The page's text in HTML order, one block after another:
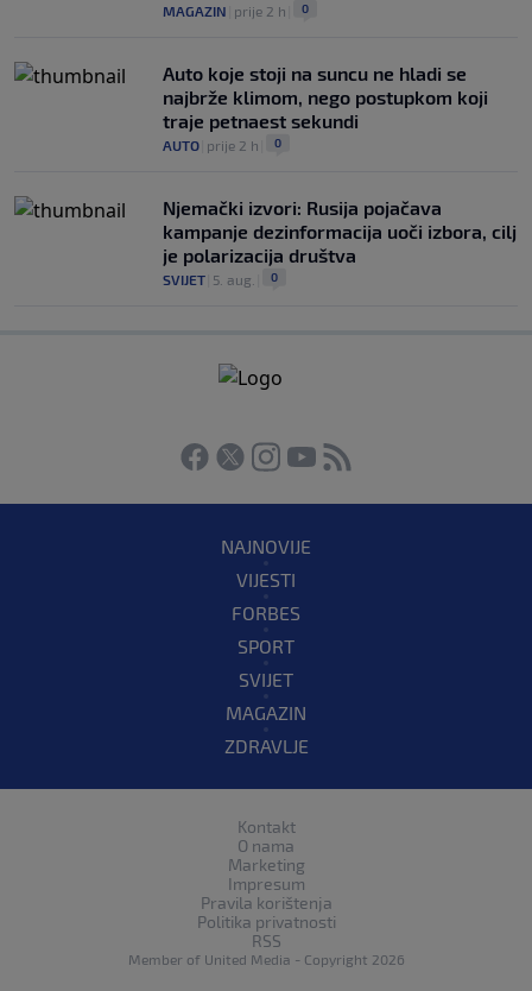
MAGAZIN prije 2 h 0
Auto koje stoji na suncu ne hladi se
najbrže klimom, nego postupkom koji
traje petnaest sekundi
AUTO prije 2 h 0
Njemački izvori: Rusija pojačava
kampanje dezinformacija uoči izbora, cilj
je polarizacija društva
SVIJET 5. aug. 0
NAJNOVIJE
VIJESTI
FORBES
SPORT
SVIJET
MAGAZIN
ZDRAVLJE
Kontakt
O nama
Marketing
Impresum
Pravila korištenja
Politika privatnosti
RSS
Member of United Media - Copyright 2026